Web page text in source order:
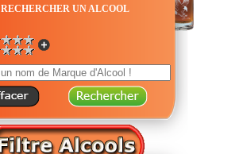
RECHERCHER UN ALCOOL
En attente de test
1974
088004005764
Modéré